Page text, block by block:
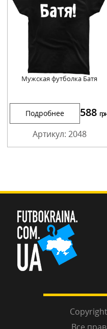
Мужская футболка Батя
Подробнее 588
Артикул: 2048